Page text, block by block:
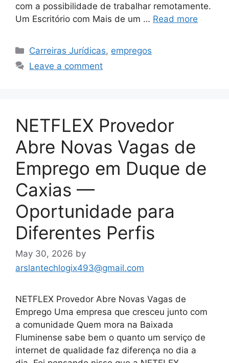
com a possibilidade de trabalhar remotamente.
Um Escritório com Mais de um … Read more
Categories
Carreiras Jurídicas, empregos
Leave a comment
NETFLEX Provedor
Abre Novas Vagas de
Emprego em Duque de
Caxias —
Oportunidade para
Diferentes Perfis
May 30, 2026 by
arslantechlogix493@gmail.com
NETFLEX Provedor Abre Novas Vagas de
Emprego Uma empresa que cresceu junto com
a comunidade Quem mora na Baixada
Fluminense sabe bem o quanto um serviço de
internet de qualidade faz diferença no dia a